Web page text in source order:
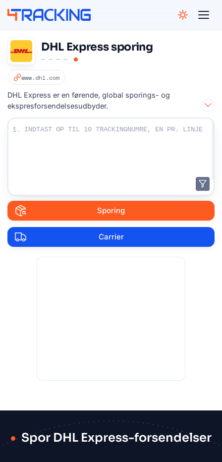
DHL Express sporing
www.dhl.com
DHL Express er en førende, global sporings- og
ekspresforsendelsesudbyder.
Indtast dine sporingsnumre:
1.
Sporing
Carrier
Spor DHL Express-forsendelser